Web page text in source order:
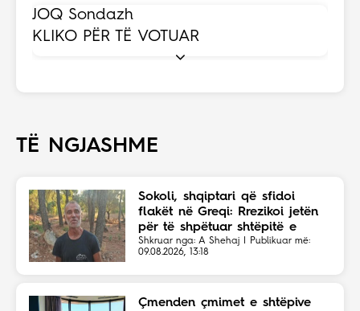
JOQ Sondazh
KLIKO PËR TË VOTUAR
TË NGJASHME
Sokoli, shqiptari që sfidoi
flakët në Greqi: Rrezikoi jetën
për të shpëtuar shtëpitë e
fshatit
Shkruar nga: A Shehaj | Publikuar më:
09.08.2026, 13:18
Çmenden çmimet e shtëpive